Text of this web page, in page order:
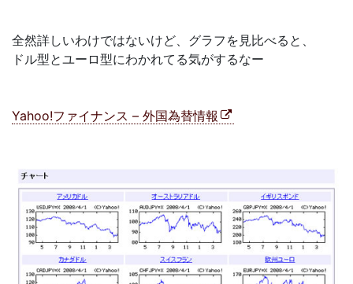
全然詳しいわけではないけど、グラフを見比べると、
ドル型とユーロ型にわかれてる気がするなー
Yahoo!ファイナンス – 外国為替情報